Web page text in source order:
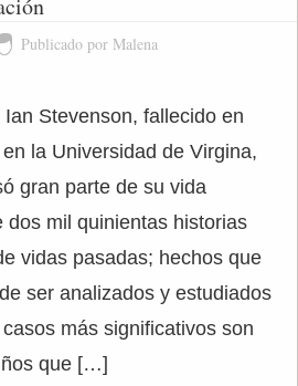
Publicado por Malena
Stevenson, fallecido en
la Universidad de Virgina,
gran parte de su vida
dos mil quinientas historias
vidas pasadas; hechos que
ser analizados y estudiados
más significativos son
que […]